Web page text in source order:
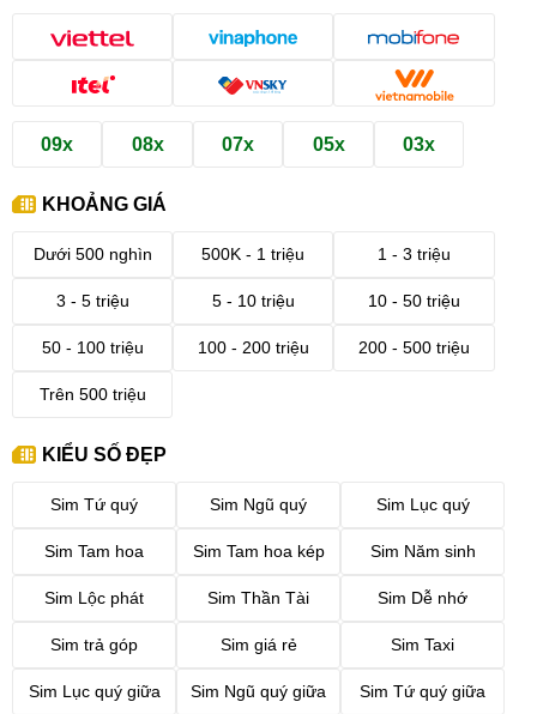
09x 08x 07x 05x 03x
KHOẢNG GIÁ
Dưới 500 nghìn 500K - 1 triệu 1 - 3 triệu
3 - 5 triệu 5 - 10 triệu 10 - 50 triệu
50 - 100 triệu 100 - 200 triệu 200 - 500 triệu
Trên 500 triệu
KIỂU SỐ ĐẸP
Sim Tứ quý Sim Ngũ quý Sim Lục quý
Sim Tam hoa Sim Tam hoa kép Sim Năm sinh
Sim Lộc phát Sim Thần Tài Sim Dễ nhớ
Sim trả góp Sim giá rẻ Sim Taxi
Sim Lục quý giữa Sim Ngũ quý giữa Sim Tứ quý giữa